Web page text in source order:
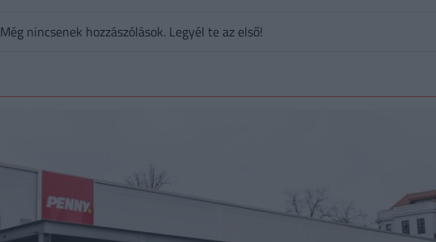
Még nincsenek hozzászólások. Legyél te az első!